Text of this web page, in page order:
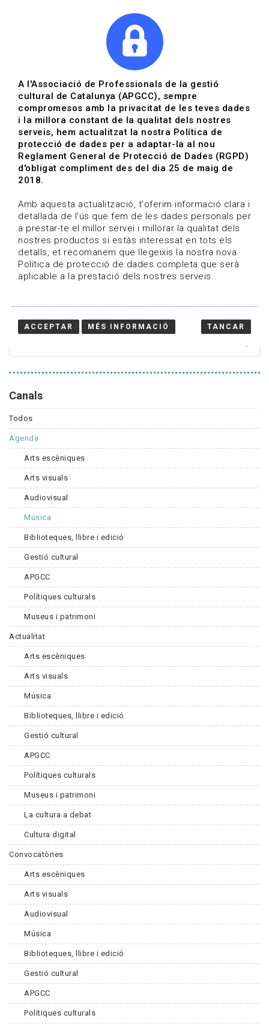
Actualitza't
Vols estar al dia?
HOME / BLOG
Estigues al dia
Convocatòries, activitats i notícies del sector de la
cultura.
Canals
Todos
Agenda
Arts escèniques
Arts visuals
Audiovisual
Música
Biblioteques, llibre i edició
Gestió cultural
APGCC
Polítiques culturals
Museus i patrimoni
Actualitat
Arts escèniques
Arts visuals
Música
Biblioteques, llibre i edició
Gestió cultural
APGCC
Polítiques culturals
Museus i patrimoni
La cultura a debat
Cultura digital
Convocatòries
Arts escèniques
Arts visuals
Audiovisual
Música
Biblioteques, llibre i edició
Gestió cultural
APGCC
Polítiques culturals
A l'Associació de Professionals de la gestió
cultural de Catalunya (APGCC), sempre
compromesos amb la privacitat de les teves dades
i la millora constant de la qualitat dels nostres
serveis, hem actualitzat la nostra Política de
protecció de dades per a adaptar-la al nou
Reglament General de Protecció de Dades (RGPD)
d'obligat compliment des del dia 25 de maig de
2018.
Amb aquesta actualització, t'oferim informació clara i
detallada de l'ús que fem de les dades personals per
a prestar-te el millor servei i millorar la qualitat dels
nostres productos.si estàs interessat en tots els
detalls, et recomanem que llegeixis la nostra nova
Política de protecció de dades completa que serà
aplicable a la prestació dels nostres serveis.
ACCEPTAR MÉS INFORMACIÓ TANCAR